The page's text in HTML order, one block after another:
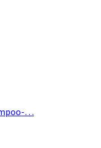
…